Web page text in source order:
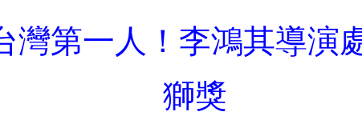
灣第一人！李鴻其導演
獅獎